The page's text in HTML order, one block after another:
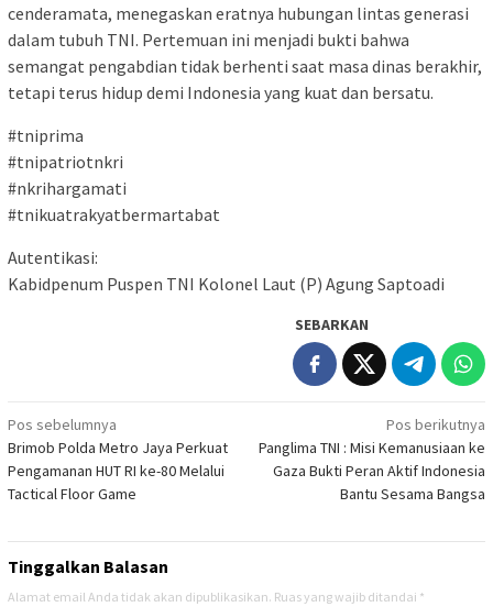
cenderamata, menegaskan eratnya hubungan lintas generasi
dalam tubuh TNI. Pertemuan ini menjadi bukti bahwa
semangat pengabdian tidak berhenti saat masa dinas berakhir,
tetapi terus hidup demi Indonesia yang kuat dan bersatu.
#tniprima
#tnipatriotnkri
#nkrihargamati
#tnikuatrakyatbermartabat
Autentikasi:
Kabidpenum Puspen TNI Kolonel Laut (P) Agung Saptoadi
SEBARKAN
Navigasi
pos
Pos sebelumnya
Brimob Polda Metro Jaya Perkuat
Pengamanan HUT RI ke-80 Melalui
Tactical Floor Game
Pos berikutnya
Panglima TNI : Misi Kemanusiaan ke
Gaza Bukti Peran Aktif Indonesia
Bantu Sesama Bangsa
Tinggalkan Balasan
Alamat email Anda tidak akan dipublikasikan. Ruas yang wajib ditandai *